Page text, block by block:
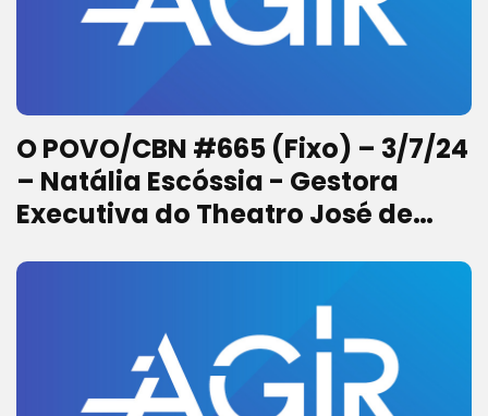
O POVO/CBN #665 (Fixo) – 3/7/24
– Natália Escóssia - Gestora
Executiva do Theatro José de